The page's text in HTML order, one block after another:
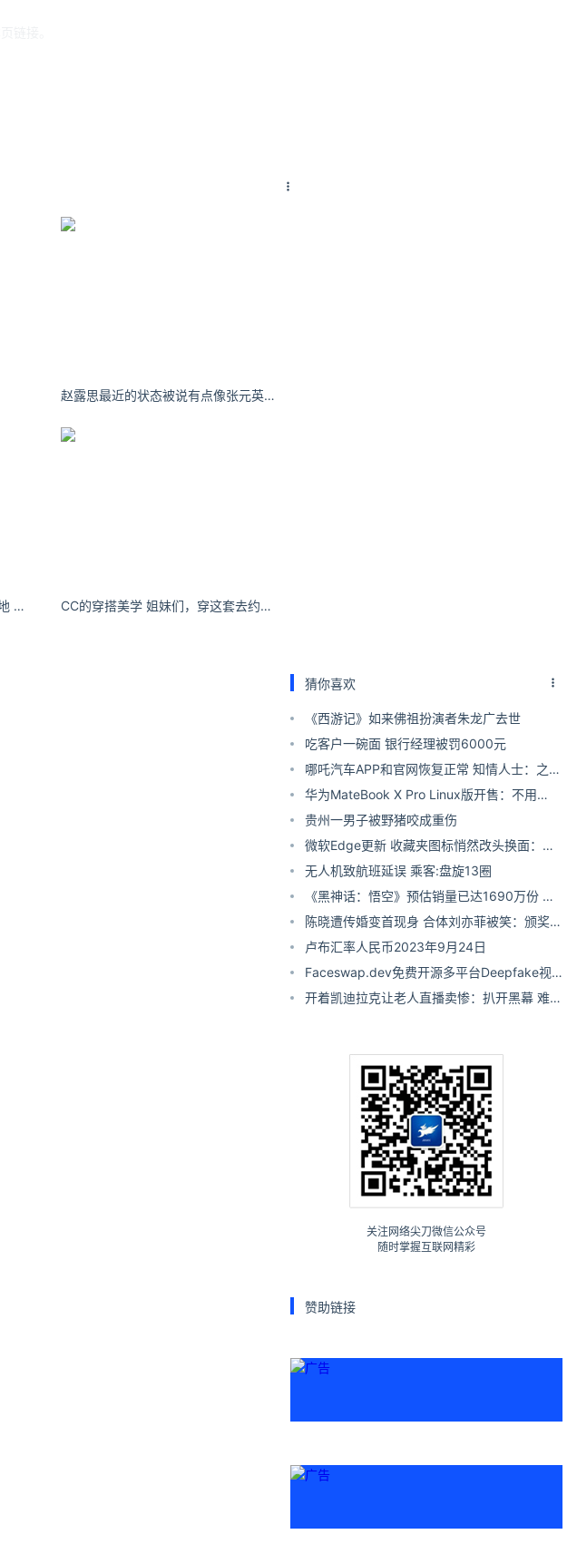
赵露思最近的状态被说有点像张元英欸…
乃万 网友没骗 很不错的拍照打卡地 天空之山 发呆也很舒服 ​​​ CC的穿搭美学 姐妹们，穿这套去约会怎么样~
猜你喜欢
《西游记》如来佛祖扮演者朱龙广去世
吃客户一碗面 银行经理被罚6000元
哪吒汽车APP和官网恢复正常 知情人士：之前
断网因流量欠费
华为MateBook X Pro Linux版开售：不用
Windows更便宜
贵州一男子被野猪咬成重伤
微软Edge更新 收藏夹图标悄然改头换面：从
黄色变透明
无人机致航班延误 乘客:盘旋13圈
《黑神话：悟空》预估销量已达1690万份 收
入超57亿
陈晓遭传婚变首现身 合体刘亦菲被笑：颁奖的
和尚
卢布汇率人民币2023年9月24日
Faceswap.dev免费开源多平台Deepfake视
频换脸软件
开着凯迪拉克让老人直播卖惨：扒开黑幕 难以
关注网络尖刀微信公众号
随时掌握互联网精彩
赞助链接